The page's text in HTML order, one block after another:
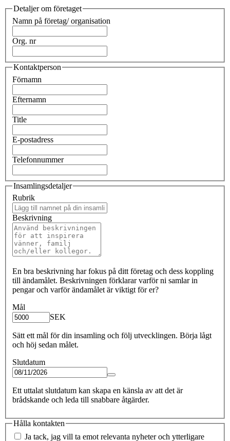
Detaljer om företaget
Namn på företag/ organisation
Org. nr
Kontaktperson
Förnamn
Efternamn
Title
E-postadress
Telefonnummer
Insamlingsdetaljer
Rubrik
Beskrivning
En bra beskrivning har fokus på ditt företag och dess koppling
till ändamålet. Beskrivningen förklarar varför ni samlar in
pengar och varför ändamålet är viktigt för er?
Mål
SEK
Sätt ett mål för din insamling och följ utvecklingen. Börja lågt
och höj sedan målet.
Slutdatum
Ett uttalat slutdatum kan skapa en känsla av att det är
brådskande och leda till snabbare åtgärder.
Hålla kontakten
Ja tack, jag vill ta emot relevanta nyheter och ytterligare